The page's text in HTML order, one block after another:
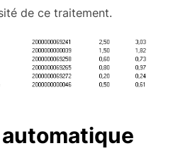
de ce traitement.